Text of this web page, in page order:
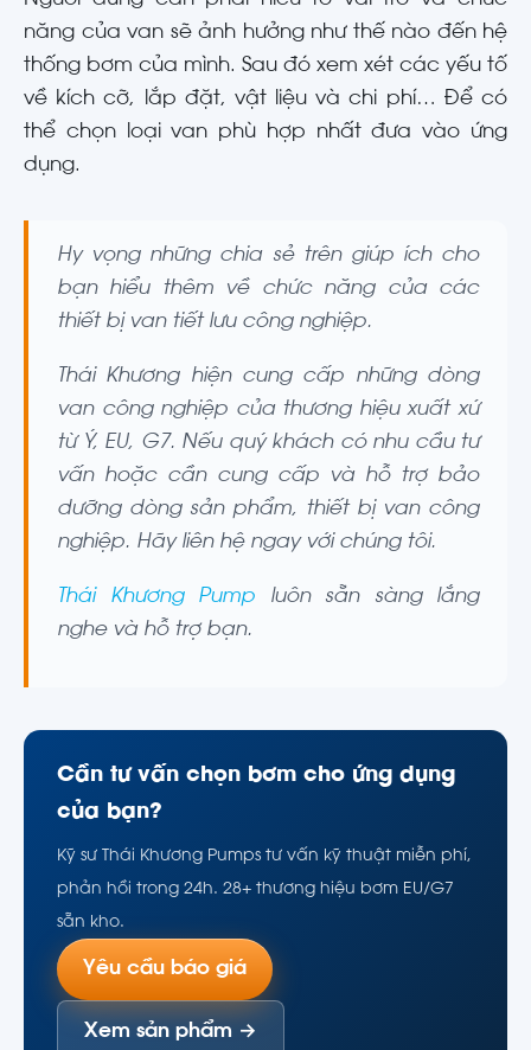
năng của van sẽ ảnh hưởng như thế nào đến hệ
thống bơm của mình. Sau đó xem xét các yếu tố
về kích cỡ, lắp đặt, vật liệu và chi phí… Để có
thể chọn loại van phù hợp nhất đưa vào ứng
dụng.
Hy vọng những chia sẻ trên giúp ích cho
bạn hiểu thêm về chức năng của các
thiết bị van tiết lưu công nghiệp.
Thái Khương hiện cung cấp những dòng
van công nghiệp của thương hiệu xuất xứ
từ Ý, EU, G7. Nếu quý khách có nhu cầu tư
vấn hoặc cần cung cấp và hỗ trợ bảo
dưỡng dòng sản phẩm, thiết bị van công
nghiệp. Hãy liên hệ ngay với chúng tôi.
Thái Khương Pump luôn sẵn sàng lắng
nghe và hỗ trợ bạn.
Cần tư vấn chọn bơm cho ứng dụng
của bạn?
Kỹ sư Thái Khương Pumps tư vấn kỹ thuật miễn phí,
phản hồi trong 24h. 28+ thương hiệu bơm EU/G7
sẵn kho.
Yêu cầu báo giá
Xem sản phẩm →